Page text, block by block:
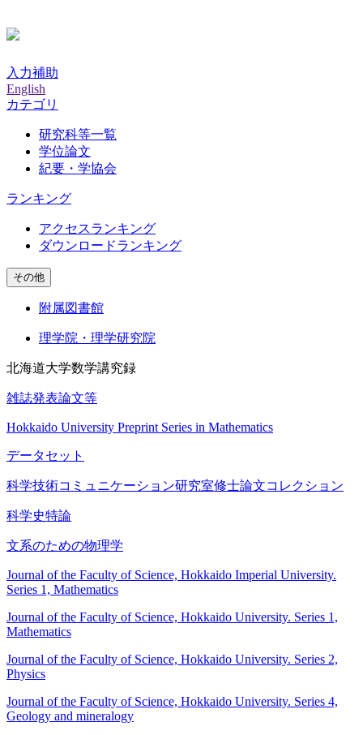
入力補助
English
カテゴリ
研究科等一覧
学位論文
紀要・学協会
ランキング
アクセスランキング
ダウンロードランキング
その他
附属図書館
理学院・理学研究院
北海道大学数学講究録
雑誌発表論文等
Hokkaido University Preprint Series in Mathematics
データセット
科学技術コミュニケーション研究室修士論文コレクション
科学史特論
文系のための物理学
Journal of the Faculty of Science, Hokkaido Imperial University.
Series 1, Mathematics
Journal of the Faculty of Science, Hokkaido University. Series 1,
Mathematics
Journal of the Faculty of Science, Hokkaido University. Series 2,
Physics
Journal of the Faculty of Science, Hokkaido University. Series 4,
Geology and mineralogy